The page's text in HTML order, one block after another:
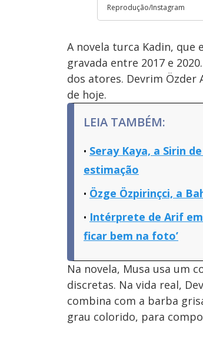
Reprodução/Instagram
A novela turca Kadin, que
gravada entre 2017 e
dos atores. Devrim Özder
de hoje.
LEIA TAMBÉM:
Seray Kaya, a Sirin
estimação
Özge Özpirinçci, a
Intérprete de Arif
ficar bem na foto’
Na novela, Musa usa um
discretas. Na vida real,
combina com a barba
grau colorido, para